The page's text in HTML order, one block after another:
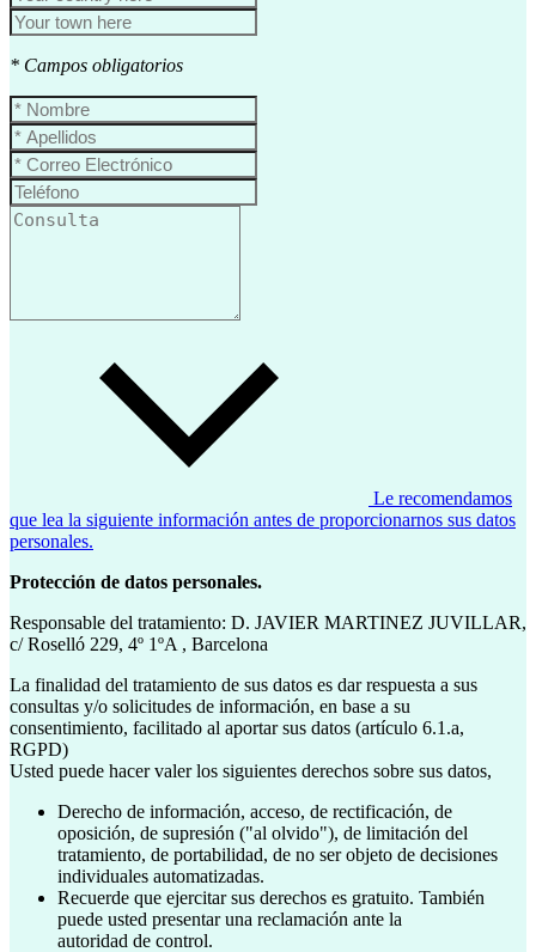
* Campos obligatorios
Le recomendamos
que lea la siguiente información antes de proporcionarnos sus datos
personales.
Protección de datos personales.
Responsable del tratamiento: D. JAVIER MARTINEZ JUVILLAR,
c/ Roselló 229, 4º 1ºA , Barcelona
La finalidad del tratamiento de sus datos es dar respuesta a sus
consultas y/o solicitudes de información, en base a su
consentimiento, facilitado al aportar sus datos (artículo 6.1.a,
RGPD)
Usted puede hacer valer los siguientes derechos sobre sus datos,
Derecho de información, acceso, de rectificación, de
oposición, de supresión ("al olvido"), de limitación del
tratamiento, de portabilidad, de no ser objeto de decisiones
individuales automatizadas.
Recuerde que ejercitar sus derechos es gratuito. También
puede usted presentar una reclamación ante la
autoridad de control.